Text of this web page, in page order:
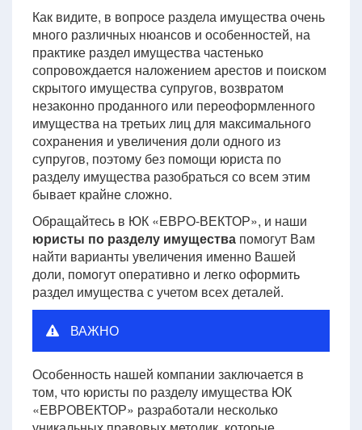
Как видите, в вопросе раздела имущества очень
много различных нюансов и особенностей, на
практике раздел имущества частенько
сопровождается наложением арестов и поиском
скрытого имущества супругов, возвратом
незаконно проданного или переоформленного
имущества на третьих лиц для максимального
сохранения и увеличения доли одного из
супругов, поэтому без помощи юриста по
разделу имущества разобраться со всем этим
бывает крайне сложно.
Обращайтесь в ЮК «ЕВРО-ВЕКТОР», и наши
юристы по разделу имущества помогут Вам
найти варианты увеличения именно Вашей
доли, помогут оперативно и легко оформить
раздел имущества с учетом всех деталей.
ВАЖНО
Особенность нашей компании заключается в
том, что юристы по разделу имущества ЮК
«ЕВРОВЕКТОР» разработали несколько